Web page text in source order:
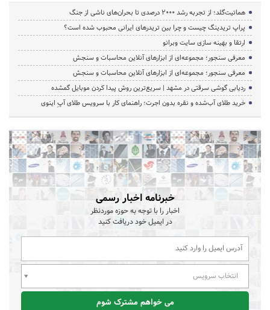
هماتیت‌گلد؛ از تجربه رشد ۲۰۰۰ درصدی تا بحران‌های ناشی از جنگ
پراپ تریدینگ چیست و چرا بین تریدرهای ایرانی محبوب شده است؟
ارتقا و بهینه سازی سایت وبرانو
معرفی سنجور؛ مجموعه‌ای از ابزارهای آنلاین محاسبات و سنجش
معرفی سنجور؛ مجموعه‌ای از ابزارهای آنلاین محاسبات و سنجش
ردیابی گوشی سرقتی در مشهد | سریع‌ترین روش پیدا کردن موبایل گمشده
خرید طلای آب‌شده و نقره بدون اجرت؛ راهنمای کار با سرویس طلای آپِ اینوی
خبرنامه اخبار رسمی
اخبار را با توجه به حوزه موردنظر
در ایمیل خود دریافت کنید
انتخاب سرویس
می خواهم مشترک شوم